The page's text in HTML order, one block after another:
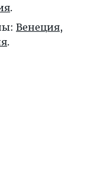
.
Венеция,
.